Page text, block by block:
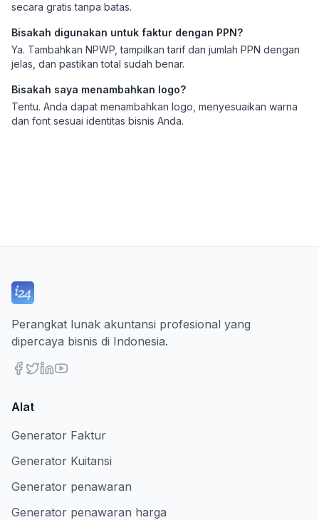
secara gratis tanpa batas.
Bisakah digunakan untuk faktur dengan PPN?
Ya. Tambahkan NPWP, tampilkan tarif dan jumlah PPN dengan
jelas, dan pastikan total sudah benar.
Bisakah saya menambahkan logo?
Tentu. Anda dapat menambahkan logo, menyesuaikan warna
dan font sesuai identitas bisnis Anda.
Perangkat lunak akuntansi profesional yang
dipercaya bisnis di Indonesia.
Alat
Generator Faktur
Generator Kuitansi
Generator penawaran
Generator penawaran harga